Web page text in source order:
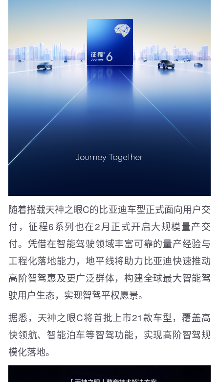
随着搭载天神之眼C的比亚迪车型正式面向用户交
付，征程6系列也在2月正式开启大规模量产交
付。凭借在智能驾驶领域丰富可靠的量产经验与
工程化落地能力，地平线将助力比亚迪快速推动
高阶智驾惠及更广泛群体，构建全球最大智能驾
驶用户生态，实现智驾平权愿景。
据悉，天神之眼C将首批上市21款车型，覆盖高
快领航、智能泊车等智驾功能，实现高阶智驾规
模化落地。